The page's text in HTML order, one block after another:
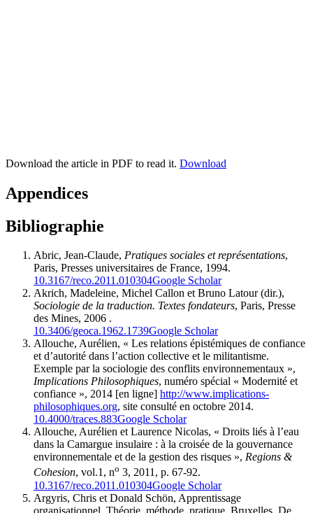
Download the article in PDF to read it. Download
Appendices
Bibliographie
Abric, Jean-Claude, Pratiques sociales et représentations,
Paris, Presses universitaires de France, 1994.
10.3167/reco.2011.010304Google Scholar
Akrich, Madeleine, Michel Callon et Bruno Latour (dir.),
Sociologie de la traduction. Textes fondateurs, Paris, Presse
des Mines, 2006 .
10.3406/geoca.1962.1739Google Scholar
Allouche, Aurélien, « Les relations épistémiques de confiance
et d’autorité dans l’action collective et le militantisme.
Exemple par la sociologie des conflits environnementaux »,
Implications Philosophiques, numéro spécial « Modernité et
confiance », 2014 [en ligne] http://www.implications-
philosophiques.org, site consulté en octobre 2014.
10.4000/traces.883Google Scholar
Allouche, Aurélien et Laurence Nicolas, « Droits liés à l’eau
dans la Camargue insulaire : à la croisée de la gouvernance
environnementale et de la gestion des risques », Regions &
Cohesion, vol.1, no 3, 2011, p. 67-92.
10.3167/reco.2011.010304Google Scholar
Argyris, Chris et Donald Schön, Apprentissage
organisationnel. Théorie, méthode, pratique, Bruxelles, De